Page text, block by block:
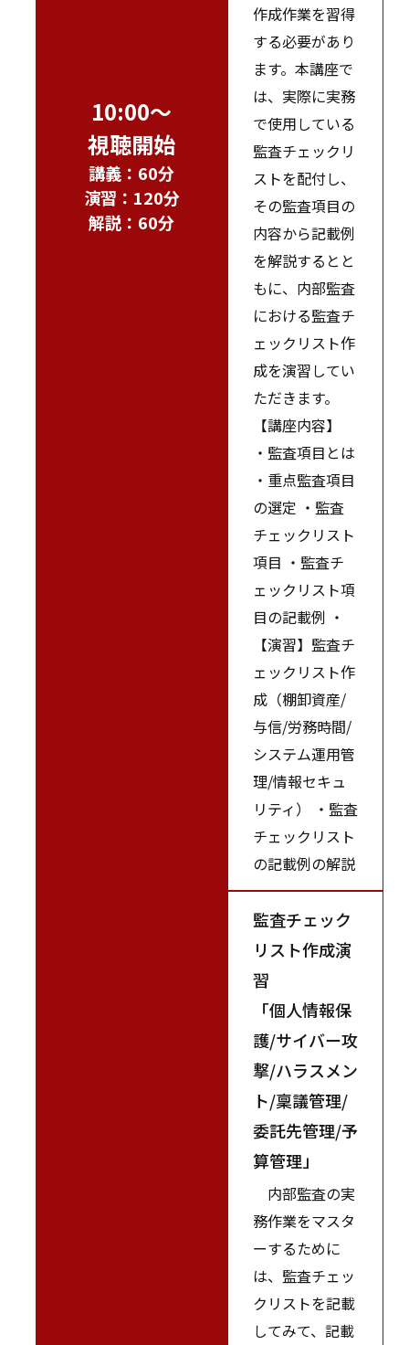
10:00～
視聴開始
講義：60分
演習：120分
解説：60分
作成作業を習得
する必要があり
ます。本講座で
は、実際に実務
で使用している
監査チェックリ
ストを配付し、
その監査項目の
内容から記載例
を解説するとと
もに、内部監査
における監査チ
ェックリスト作
成を演習してい
ただきます。
【講座内容】
・監査項目とは
・重点監査項目
の選定 ・監査
チェックリスト
項目 ・監査チ
ェックリスト項
目の記載例 ・
【演習】監査チ
ェックリスト作
成（棚卸資産/
与信/労務時間/
システム運用管
理/情報セキュ
リティ） ・監査
チェックリスト
の記載例の解説
監査チェック
リスト作成演
習
「個人情報保
護/サイバー攻
撃/ハラスメン
ト/稟議管理/
委託先管理/予
算管理」
内部監査の実
務作業をマスタ
ーするために
は、監査チェッ
クリストを記載
してみて、記載